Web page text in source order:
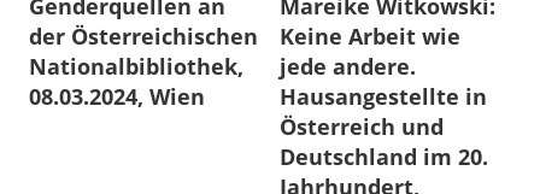
Genderquellen an
der Österreichischen
Nationalbibliothek,
08.03.2024, Wien
Mareike Witkowski:
Keine Arbeit wie
jede andere.
Hausangestellte in
Österreich und
Deutschland im 20.
Jahrhundert,